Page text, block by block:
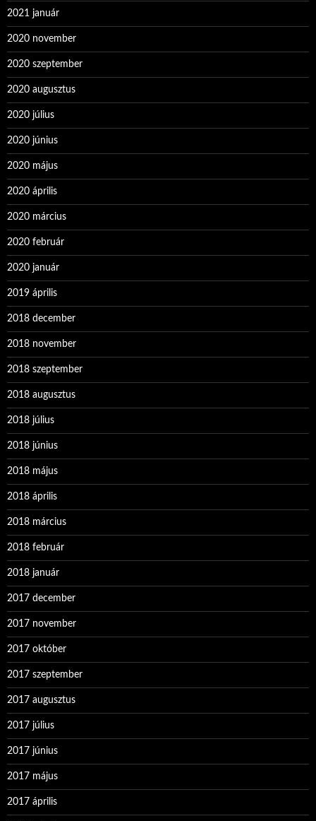
2021 január
2020 november
2020 szeptember
2020 augusztus
2020 július
2020 június
2020 május
2020 április
2020 március
2020 február
2020 január
2019 április
2018 december
2018 november
2018 szeptember
2018 augusztus
2018 július
2018 június
2018 május
2018 április
2018 március
2018 február
2018 január
2017 december
2017 november
2017 október
2017 szeptember
2017 augusztus
2017 július
2017 június
2017 május
2017 április